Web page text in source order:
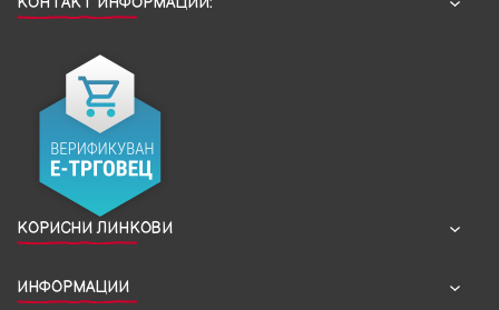
КОРИСНИ ЛИНКОВИ
ИНФОРМАЦИИ